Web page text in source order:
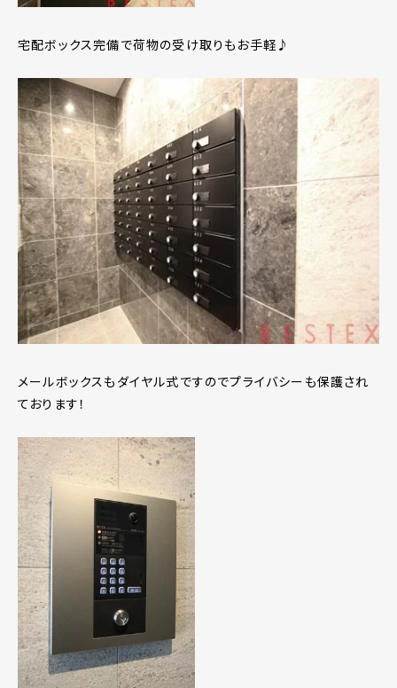
宅配ボックス完備で荷物の受け取りもお手軽♪
メールボックスもダイヤル式ですのでプライバシーも保護され
ております！